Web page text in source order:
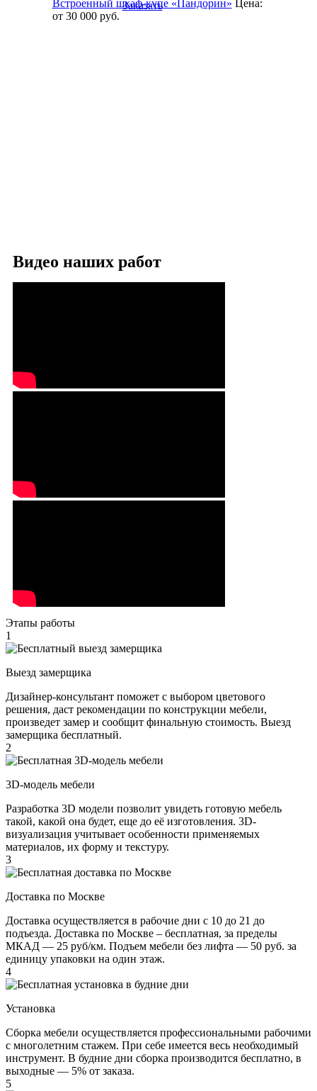
Встроенный шкаф-купе «Пандорин»
Цена:
от 30 000руб.
Заказать
Видео наших работ
Этапы работы
1
Выезд замерщика
Дизайнер-консультант поможет с выбором цветового
решения, даст рекомендации по конструкции мебели,
произведет замер и сообщит финальную стоимость. Выезд
замерщика бесплатный.
2
3D-модель мебели
Разработка 3D модели позволит увидеть готовую мебель
такой, какой она будет, еще до её изготовления. 3D-
визуализация учитывает особенности применяемых
материалов, их форму и текстуру.
3
Доставка по Москве
Доставка осуществляется в рабочие дни с 10 до 21 до
подъезда. Доставка по Москве – бесплатная, за пределы
МКАД — 25 руб/км. Подъем мебели без лифта — 50 руб. за
единицу упаковки на один этаж.
4
Установка
Сборка мебели осуществляется профессиональными рабочими
с многолетним стажем. При себе имеется весь необходимый
инструмент. В будние дни сборка производится бесплатно, в
выходные — 5% от заказа.
5